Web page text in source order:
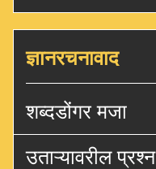
ज्ञानरचनावाद
शब्दडोंगर मजा
उताऱ्यावरील प्रश्न